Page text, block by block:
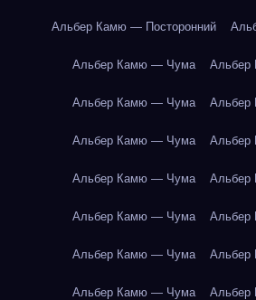
Альбер Камю — Посторонний
Альбер Камю — Чума
Альбер Камю — Чума
Альбер Камю — Чума
Альбер Камю — Чума
Альбер Камю — Чума
Альбер Камю — Чума
Альбер Камю — Чума